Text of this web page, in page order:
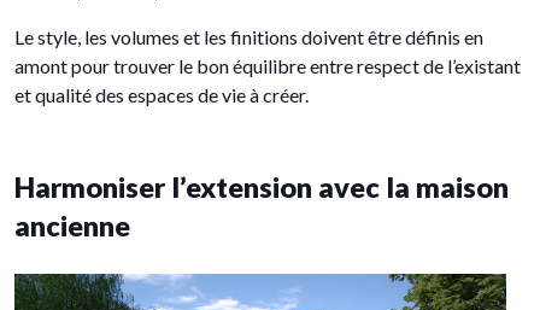
Le style, les volumes et les finitions doivent être définis en
amont pour trouver le bon équilibre entre respect de l’existant
et qualité des espaces de vie à créer.
Harmoniser l’extension avec la maison
ancienne